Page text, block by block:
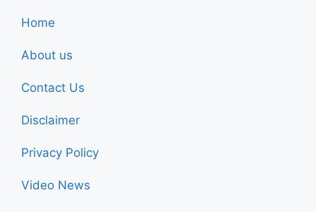
Home
About us
Contact Us
Disclaimer
Privacy Policy
Video News